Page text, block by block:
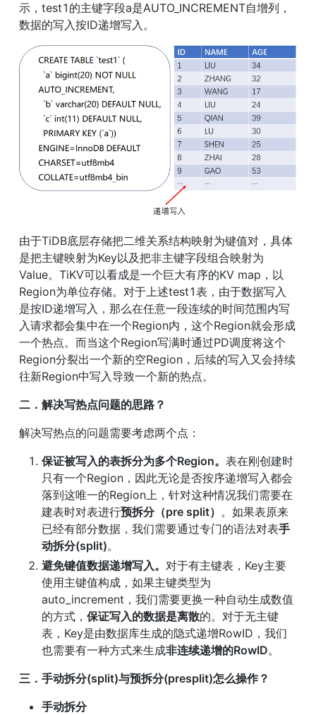
示，test1的主键字段a是AUTO_INCREMENT自增列，
数据的写入按ID递增写入。
由于TiDB底层存储把二维关系结构映射为键值对，具体
是把主键映射为Key以及把非主键字段组合映射为
Value。TiKV可以看成是一个巨大有序的KV map，以
Region为单位存储。对于上述test1表，由于数据写入
是按ID递增写入，那么在任意一段连续的时间范围内写
入请求都会集中在一个Region内，这个Region就会形成
一个热点。而当这个Region写满时通过PD调度将这个
Region分裂出一个新的空Region，后续的写入又会持续
往新Region中写入导致一个新的热点。
二．解决写热点问题的思路？
解决写热点的问题需要考虑两个点：
保证被写入的表拆分为多个Region。 表在刚创建时
只有一个Region，因此无论是否按序递增写入都会
落到这唯一的Region上，针对这种情况我们需要在
建表时对表进行预拆分（pre split） 。如果表原来
已经有部分数据，我们需要通过专门的语法对表手
动拆分(split)。
避免键值数据递增写入。 对于有主键表，Key主要
使用主键值构成，如果主键类型为
auto_increment，我们需要更换一种自动生成数值
的方式， 保证写入的数据是离散的。对于无主键
表，Key是由数据库生成的隐式递增RowID，我们
也需要有一种方式来生成非连续递增的RowID。
三．手动拆分(split)与预拆分(presplit)怎么操作？
手动拆分